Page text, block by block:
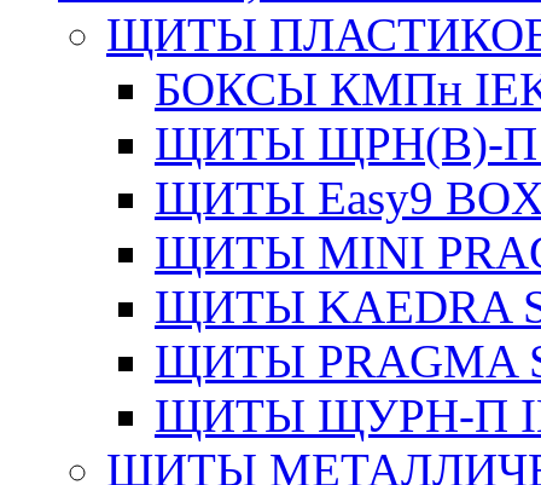
ЩИТЫ
БОКСЫ КМПн
ЩИТЫ ЩРН(В)-П
ЩИТЫ Easy9 BOX
ЩИТЫ MINI
ЩИТЫ KAEDRA
ЩИТЫ PRAGMA
ЩИТЫ ЩУРН-П
ЩИТЫ